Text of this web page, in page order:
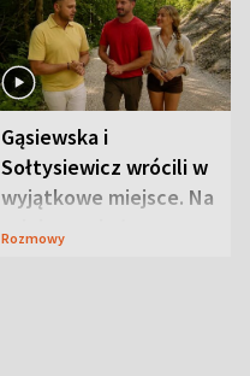
Gąsiewska i
Sołtysiewicz wrócili w
wyjątkowe miejsce. Na
szlaku czekał
Rozmowy